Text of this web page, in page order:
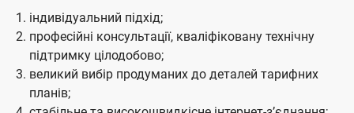
індивідуальний підхід;
професійні консультації, кваліфіковану технічну
підтримку цілодобово;
великий вибір продуманих до деталей тарифних
планів;